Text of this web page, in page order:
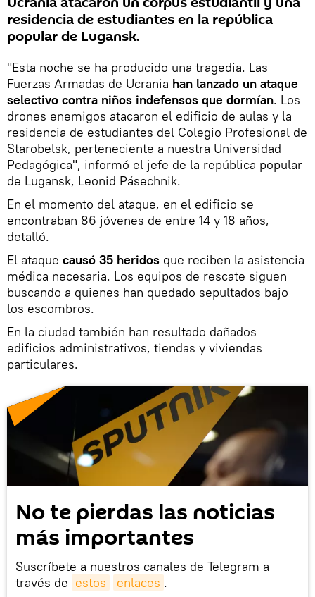
residencia de estudiantes en la república
popular de Lugansk.
"Esta noche se ha producido una tragedia. Las
Fuerzas Armadas de Ucrania han lanzado un ataque
selectivo contra niños indefensos que dormían. Los
drones enemigos atacaron el edificio de aulas y la
residencia de estudiantes del Colegio Profesional de
Starobelsk, perteneciente a nuestra Universidad
Pedagógica", informó el jefe de la república popular
de Lugansk, Leonid Pásechnik.
En el momento del ataque, en el edificio se
encontraban 86 jóvenes de entre 14 y 18 años,
detalló.
El ataque causó 35 heridos que reciben la asistencia
médica necesaria. Los equipos de rescate siguen
buscando a quienes han quedado sepultados bajo
los escombros.
En la ciudad también han resultado dañados
edificios administrativos, tiendas y viviendas
particulares.
No te pierdas las noticias
más importantes
Suscríbete a nuestros canales de Telegram a
través de estos enlaces .